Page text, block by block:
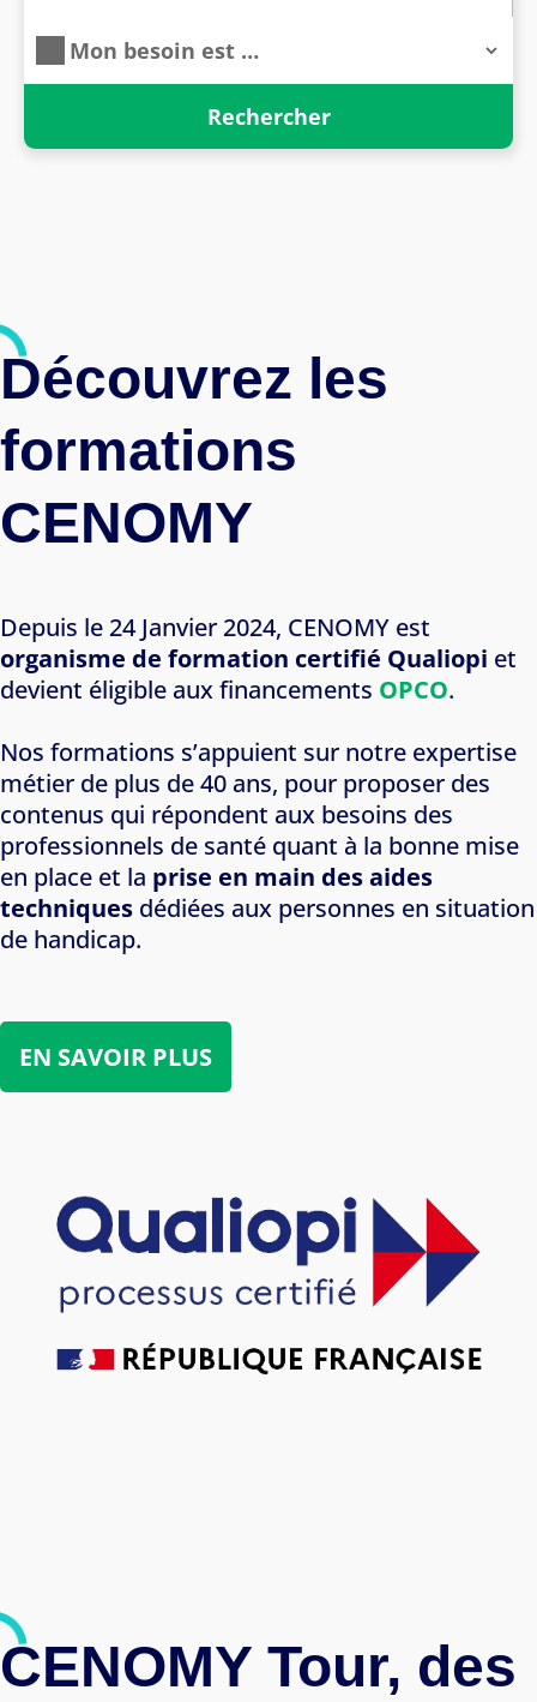
Découvrez les
formations
CENOMY
Depuis le 24 Janvier 2024, CENOMY est
organisme de formation certifié Qualiopi et
devient éligible aux financements OPCO.
Nos formations s’appuient sur notre expertise
métier de plus de 40 ans, pour proposer des
contenus qui répondent aux besoins des
professionnels de santé quant à la bonne mise
en place et la prise en main des aides
techniques dédiées aux personnes en situation
de handicap.
EN SAVOIR PLUS
CENOMY Tour, des